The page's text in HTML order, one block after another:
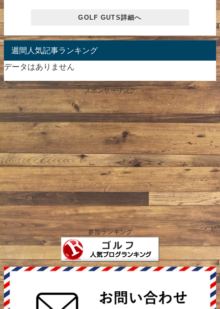
GOLF GUTS詳細へ
週間人気記事ランキング
データはありません
スポンサーリンク
参加ランキング